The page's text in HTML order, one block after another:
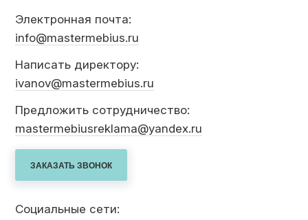
Электронная почта:
info@mastermebius.ru
Написать директору:
ivanov@mastermebius.ru
Предложить сотрудничество:
mastermebiusreklama@yandex.ru
Социальные сети:
О ФАБРИКЕ
НАШЕ ПРОИЗВОДСТВО
ПОРТФОЛИО